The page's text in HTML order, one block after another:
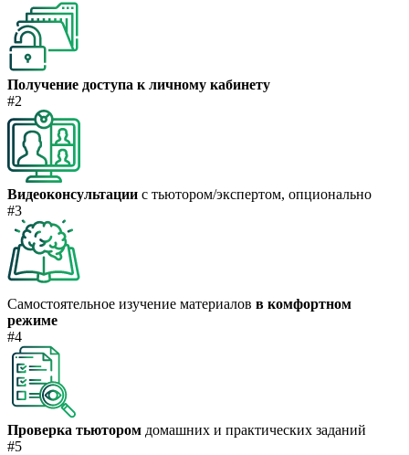
Получение доступа к личному кабинету
#2
Видеоконсультации с тьютором/экспертом, опционально
#3
Самостоятельное изучение материалов в комфортном
режиме
#4
Проверка тьютором домашних и практических заданий
#5